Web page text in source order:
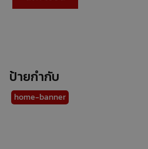
ป้ายกำกับ
home-banner